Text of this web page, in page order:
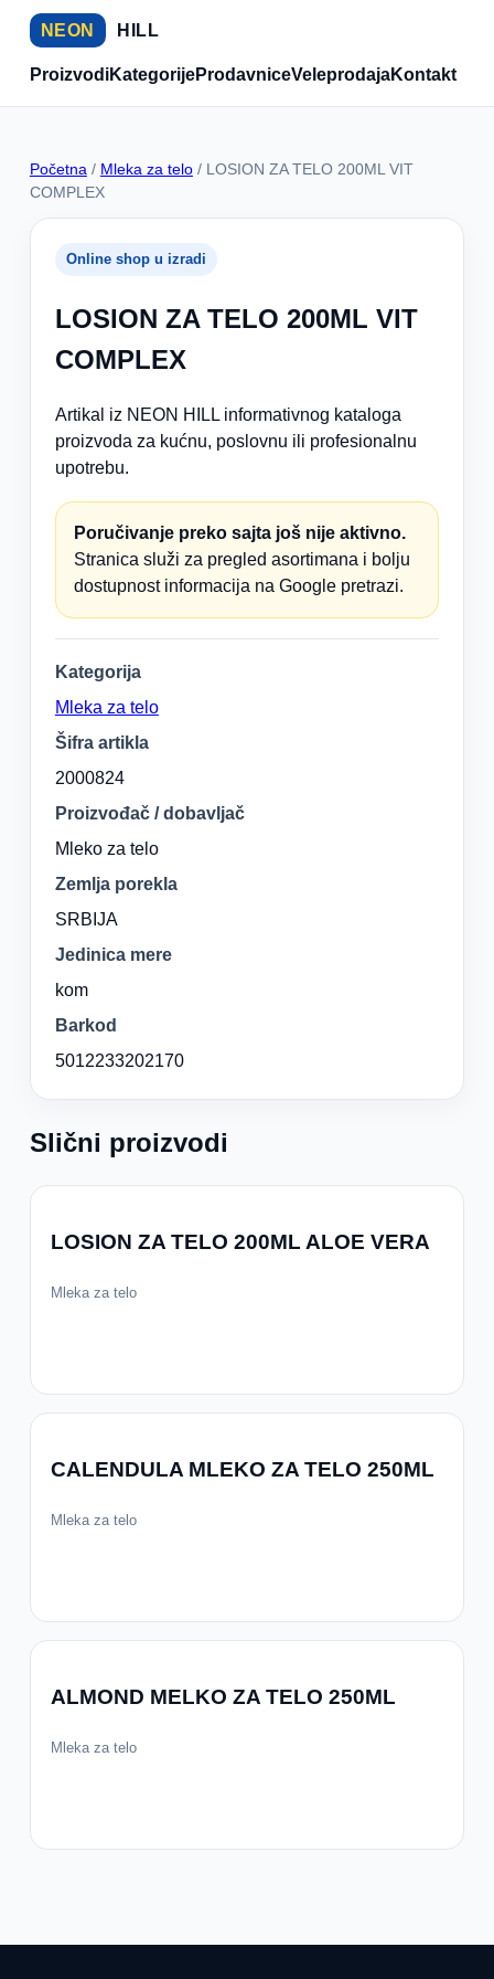
NEON HILL
ProizvodiKategorijeProdavniceVeleprodajaKontakt
Početna / Mleka za telo/ LOSION ZA TELO 200ML VIT
COMPLEX
Online shop u izradi
LOSION ZA TELO 200ML VIT
COMPLEX
Artikal iz NEON HILL informativnog kataloga
proizvoda za kućnu, poslovnu ili profesionalnu
upotrebu.
Poručivanje preko sajta još nije aktivno.
Stranica služi za pregled asortimana i bolju
dostupnost informacija na Google pretrazi.
Kategorija
Mleka za telo
Šifra artikla
2000824
Proizvođač / dobavljač
Mleko za telo
Zemlja porekla
SRBIJA
Jedinica mere
kom
Barkod
5012233202170
Slični proizvodi
LOSION ZA TELO 200ML ALOE VERA
Mleka za telo
CALENDULA MLEKO ZA TELO 250ML
Mleka za telo
ALMOND MELKO ZA TELO 250ML
Mleka za telo